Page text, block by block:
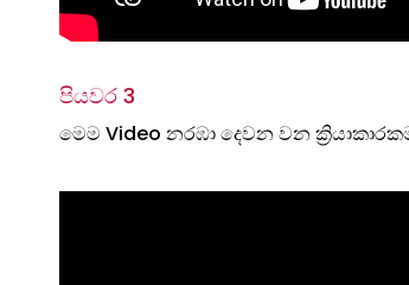
පියවර 3
මෙම Video නරඹා දෙවන වන